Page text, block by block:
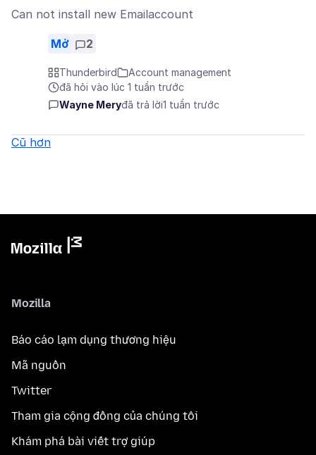
Can not install new Emailaccount
Mở 2
Thunderbird
Account management
đã hỏi vào lúc 1 tuần trước
Wayne Meryđã trả lời1 tuần trước
Cũ hơn
Mozilla
Báo cáo lạm dụng thương hiệu
Mã nguồn
Twitter
Tham gia cộng đồng của chúng tôi
Khám phá bài viết trợ giúp